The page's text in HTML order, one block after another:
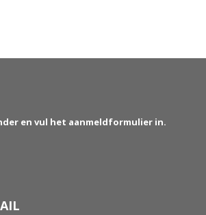
en vul het aanmeldformulier in.